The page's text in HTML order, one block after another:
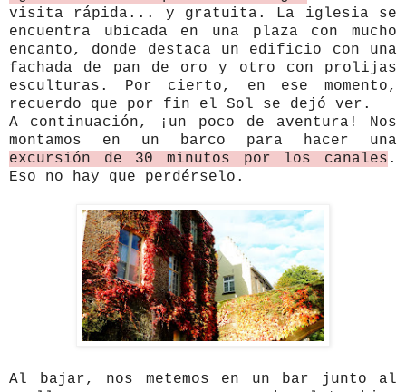
visita rápida... y gratuita. La iglesia se
encuentra ubicada en una plaza con mucho
encanto, donde destaca un edificio con una
fachada de pan de oro y otro con prolijas
esculturas. Por cierto, en ese momento,
recuerdo que por fin el Sol se dejó ver.
A continuación, ¡un poco de aventura! Nos
montamos en un barco para hacer una
excursión de 30 minutos por los canales .
Eso no hay que perdérselo.
Al bajar, nos metemos en un bar junto al